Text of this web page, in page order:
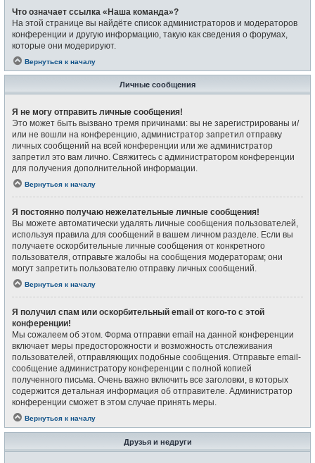
Что означает ссылка «Наша команда»?
На этой странице вы найдёте список администраторов и модераторов
конференции и другую информацию, такую как сведения о форумах,
которые они модерируют.
Вернуться к началу
Личные сообщения
Я не могу отправить личные сообщения!
Это может быть вызвано тремя причинами: вы не зарегистрированы и/
или не вошли на конференцию, администратор запретил отправку
личных сообщений на всей конференции или же администратор
запретил это вам лично. Свяжитесь с администратором конференции
для получения дополнительной информации.
Вернуться к началу
Я постоянно получаю нежелательные личные сообщения!
Вы можете автоматически удалять личные сообщения пользователей,
используя правила для сообщений в вашем личном разделе. Если вы
получаете оскорбительные личные сообщения от конкретного
пользователя, отправьте жалобы на сообщения модераторам; они
могут запретить пользователю отправку личных сообщений.
Вернуться к началу
Я получил спам или оскорбительный email от кого-то с этой
конференции!
Мы сожалеем об этом. Форма отправки email на данной конференции
включает меры предосторожности и возможность отслеживания
пользователей, отправляющих подобные сообщения. Отправьте email-
сообщение администратору конференции с полной копией
полученного письма. Очень важно включить все заголовки, в которых
содержится детальная информация об отправителе. Администратор
конференции сможет в этом случае принять меры.
Вернуться к началу
Друзья и недруги